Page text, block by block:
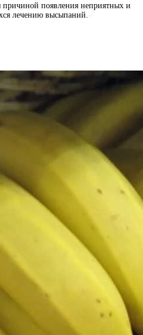
причиной появления неприятных и
лечению высыпаний.